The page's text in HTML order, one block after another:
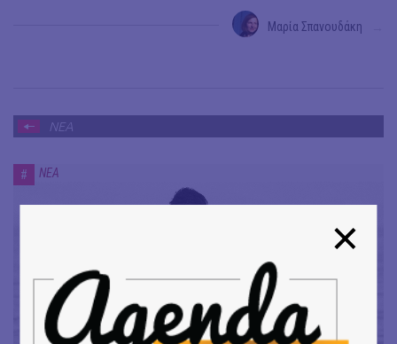
Μαρία Σπανουδάκη
ΝΕΑ
# ΝΕΑ